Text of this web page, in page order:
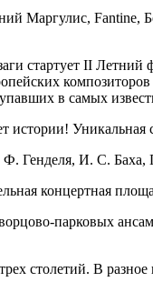
Маргулис,
стартует II
в самых
истории!
Генделя, И. С. Баха,
концертная
парковых
столетий. В